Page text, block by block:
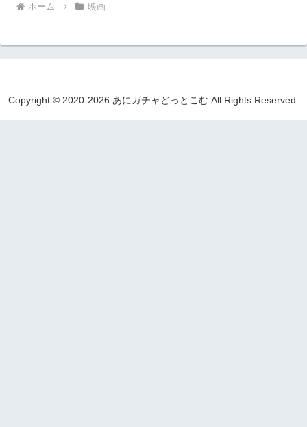
ホーム 映画
Copyright © 2020-2026 あにガチャどっとこむ All Rights Reserved.